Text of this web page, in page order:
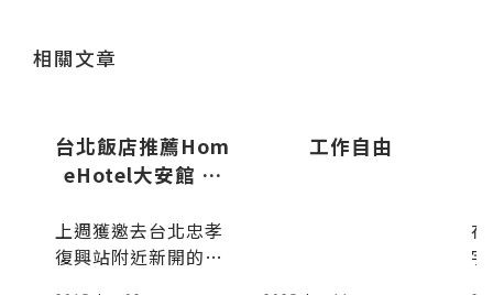
相關文章
台北飯店推薦Hom
eHotel大安館 沒
地方
上週獲邀去台北忠孝
復興站附近新開的高
工作自由